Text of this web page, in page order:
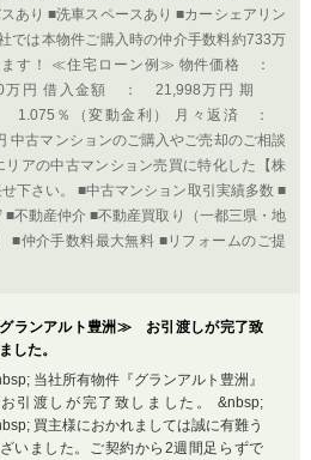
あり ■洗車スペースあり ■カーシェアリン
は本物件ご購入時の仲介手数料約733万
ます！ ≪住宅ローン例≫ 物件価格 ：
円 借入金額 ： 21,998万円 期
％（変動金利） 月々返済 ：
古マンションのご購入やご売却のご相談
アの中古マンション売買に特化した【株
下さい。 ■中古マンション取引実績多数 ■
不動産仲介 ■不動産買取り（一都三県・地
■仲介手数料最大無料 ■リフォームのご提
ランアルト豊洲≫ お引渡しが完了致
した。
当社所有物件『グランアルト豊洲』
引渡しが完了致しました。 &nbsp;
買主様におかれましては誠に有難う
ざいました。ご契約から2週間足らずで